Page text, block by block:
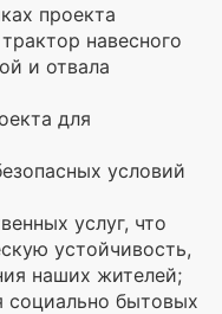
проекта
навесного
и отвала
для
условий
услуг, что
устойчивость,
наших жителей;
социально бытовых